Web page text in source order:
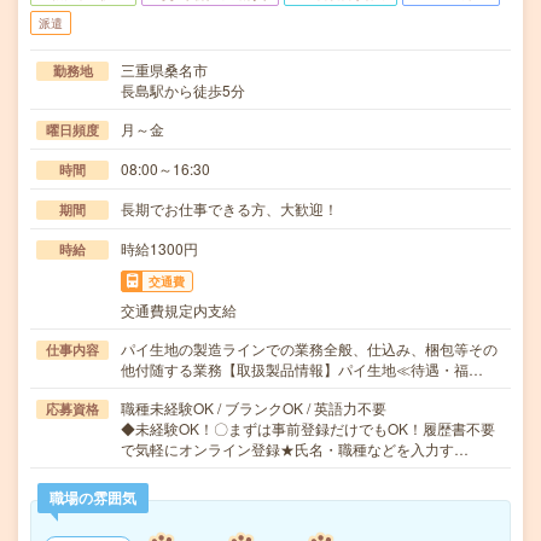
派遣
勤務地
三重県桑名市
長島駅から徒歩5分
曜日頻度 月～金
時間 08:00～16:30
期間 長期でお仕事できる方、大歓迎！
時給 時給1300円
交通費
交通費規定内支給
仕事内容
パイ生地の製造ラインでの業務全般、仕込み、梱包等その
他付随する業務【取扱製品情報】パイ生地≪待遇・福…
応募資格
職種未経験OK / ブランクOK / 英語力不要
◆未経験OK！〇まずは事前登録だけでもOK！履歴書不要
で気軽にオンライン登録★氏名・職種などを入力す…
職場の雰囲気